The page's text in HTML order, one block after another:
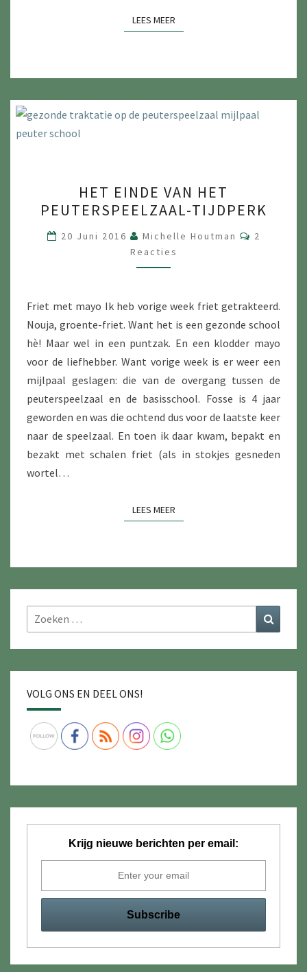
LEES MEERLEES MEER
EINDE
VAN
HET
PEUTERSPEELZAAL-
TIJDPERK
HET EINDE VAN HET
PEUTERSPEELZAAL-TIJDPERK
20 Juni 2016 Michelle Houtman Reacties
2
Reacties
Friet met mayo Ik heb vorige week friet getrakteerd.
Nouja, groente-friet. Want het is een gezonde school
hè! Maar wel in een puntzak. En een klodder mayo
voor de liefhebber. Want vorige week is er weer een
mijlpaal geslagen: die van de overgang tussen de
peuterspeelzaal en de basisschool. Fosse is 4 jaar
geworden en was die ochtend dus voor de laatste keer
naar de speelzaal. En toen ik daar kwam, bepakt en
bezakt met schalen friet (als in stokjes gesneden
wortel…
LEES MEERLEES MEER
Zoeken
naar:
VOLG ONS EN DEEL ONS!
Krijg nieuwe berichten per email: